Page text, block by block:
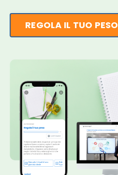
REGOLA IL TUO PESO